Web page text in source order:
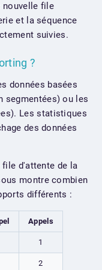
nouvelle file
et la séquence
suivies.
?
données basées
segmentées) ou les
Les statistiques
des données
file d'attente de la
montre combien
différents :
Appels
1
2